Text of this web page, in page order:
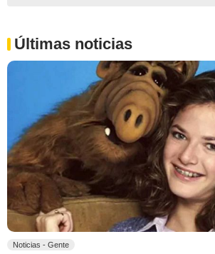
Últimas noticias
Noticias - Gente